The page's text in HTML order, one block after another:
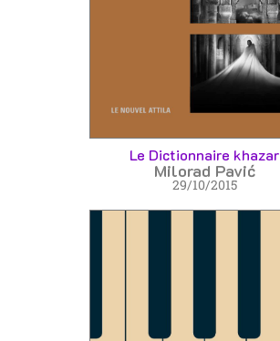
Le Dictionnaire khazar
Milorad Pavić
29/10/2015